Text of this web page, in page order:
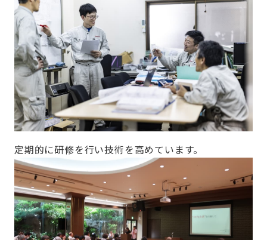
定期的に研修を行い技術を高めています。